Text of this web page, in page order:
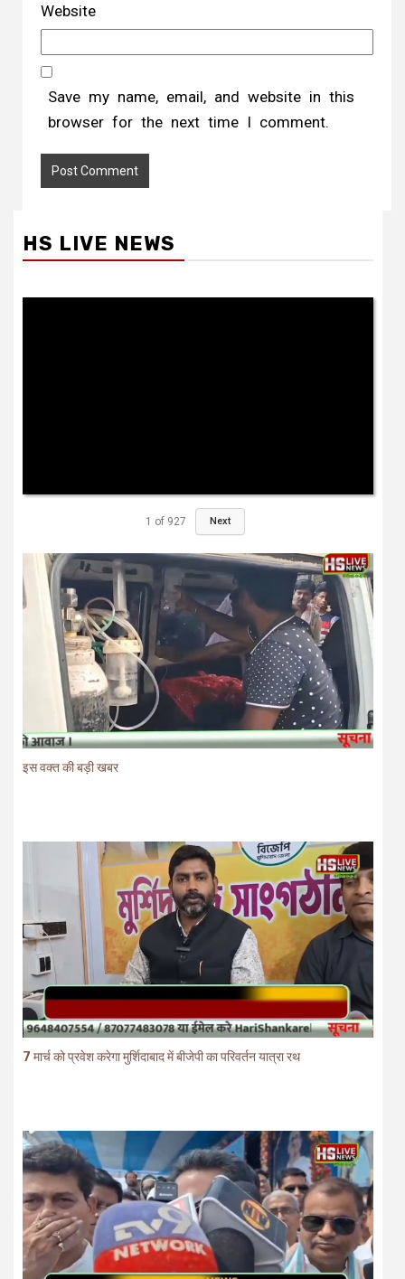
Website
Save my name, email, and website in this
browser for the next time I comment.
HS LIVE NEWS
1 of 927 Next
इस वक्त की बड़ी खबर
7 मार्च को प्रवेश करेगा मुर्शिदाबाद में बीजेपी का परिवर्तन यात्रा रथ